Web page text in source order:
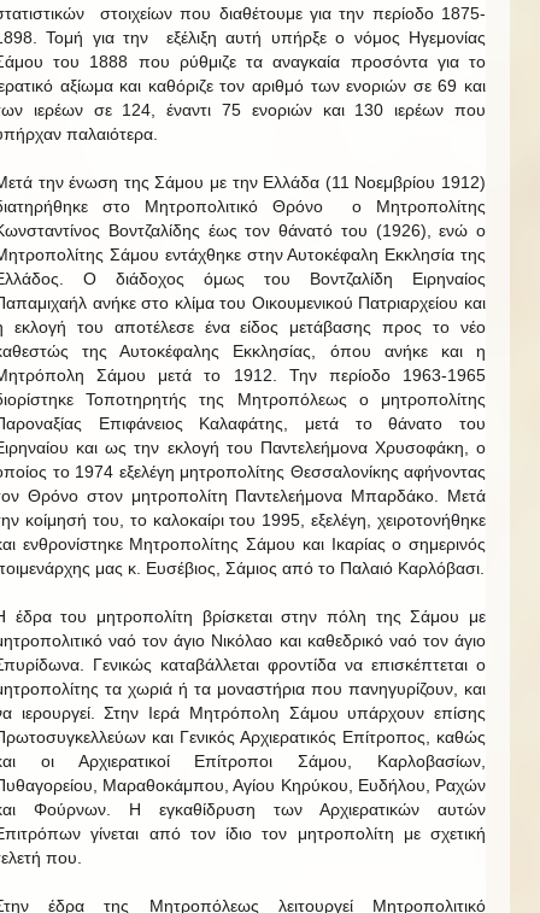
στοιχείων που διαθέτουμε για την περίοδο 1875-
Τομή για την εξέλιξη αυτή υπήρξε ο νόμος Ηγεμονίας
του 1888 που ρύθμιζε τα αναγκαία προσόντα για το
αξίωμα και καθόριζε τον αριθμό των ενοριών σε 69 και
ιερέων σε 124, έναντι 75 ενοριών και 130 ιερέων που
παλαιότερα.
την ένωση της Σάμου με την Ελλάδα (11 Νοεμβρίου 1912)
στο Μητροπολιτικό Θρόνο ο Μητροπολίτης
Βοντζαλίδης έως τον θάνατό του (1926), ενώ ο
Σάμου εντάχθηκε στην Αυτοκέφαλη Εκκλησία της
Ο διάδοχος όμως του Βοντζαλίδη Ειρηναίος
ανήκε στο κλίμα του Οικουμενικού Πατριαρχείου και
εκλογή του αποτέλεσε ένα είδος μετάβασης προς το νέο
της Αυτοκέφαλης Εκκλησίας, όπου ανήκε και η
Σάμου μετά το 1912. Την περίοδο 1963-1965
Τοποτηρητής της Μητροπόλεως ο μητροπολίτης
Επιφάνειος Καλαφάτης, μετά το θάνατο του
και ως την εκλογή του Παντελεήμονα Χρυσοφάκη, ο
το 1974 εξελέγη μητροπολίτης Θεσσαλονίκης αφήνοντας
Θρόνο στον μητροπολίτη Παντελεήμονα Μπαρδάκο. Μετά
κοίμησή του, το καλοκαίρι του 1995, εξελέγη, χειροτονήθηκε
ενθρονίστηκε Μητροπολίτης Σάμου και Ικαρίας ο σημερινός
μας κ. Ευσέβιος, Σάμιος από το Παλαιό Καρλόβασι.
έδρα του μητροπολίτη βρίσκεται στην πόλη της Σάμου με
ναό τον άγιο Νικόλαο και καθεδρικό ναό τον άγιο
Γενικώς καταβάλλεται φροντίδα να επισκέπτεται ο
τα χωριά ή τα μοναστήρια που πανηγυρίζουν, και
ιερουργεί. Στην Ιερά Μητρόπολη Σάμου υπάρχουν επίσης
και Γενικός Αρχιερατικός Επίτροπος, καθώς
οι Αρχιερατικοί Επίτροποι Σάμου, Καρλοβασίων,
Μαραθοκάμπου, Αγίου Κηρύκου, Ευδήλου, Ραχών
Φούρνων. Η εγκαθίδρυση των Αρχιερατικών αυτών
γίνεται από τον ίδιο τον μητροπολίτη με σχετική
που.
έδρα της Μητροπόλεως λειτουργεί Μητροπολιτικό